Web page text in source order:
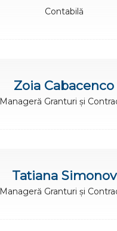
Contabilă
Zoia Cabacenco
Manageră Granturi și
Tatiana Simonov
Manageră Granturi și